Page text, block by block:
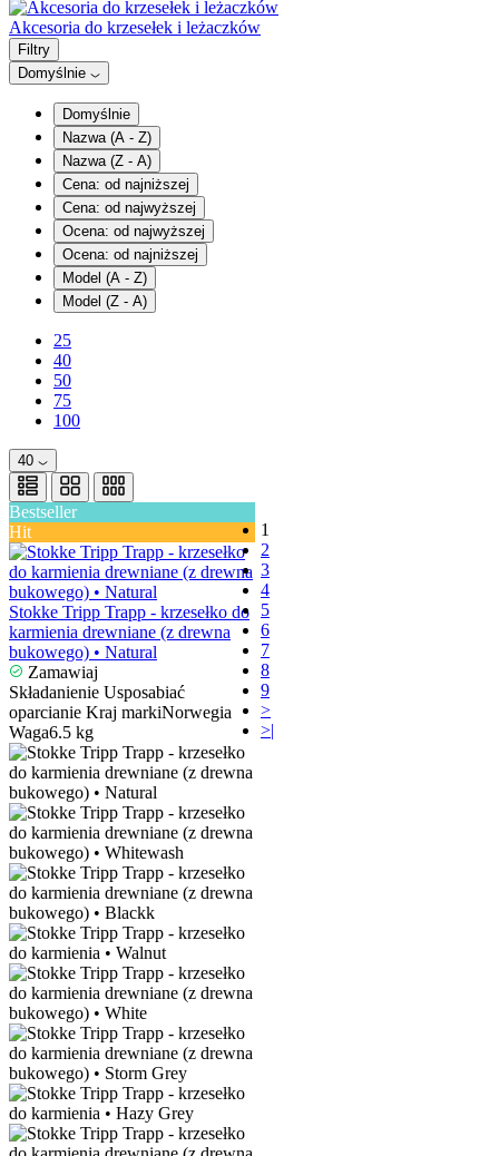
Akcesoria do krzesełek i leżaczków
Filtry
Domyślnie
Domyślnie
Nazwa (A - Z)
Nazwa (Z - A)
Cena: od najniższej
Cena: od najwyższej
Ocena: od najwyższej
Ocena: od najniższej
Model (A - Z)
Model (Z - A)
25
40
50
75
100
40
Bestseller
Hit
Stokke Tripp Trapp - krzesełko do
karmienia drewniane (z drewna
bukowego) • Natural
Zamawiaj
Składanienie Usposabiać
oparcianie Kraj markiNorwegia
Waga6.5 kg
1
2
3
4
5
6
7
8
9
>
>|